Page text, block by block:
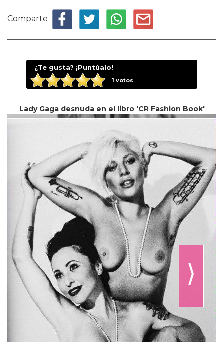
Comparte
¿Te gusta? ¡Puntúalo!
1 votos
Lady Gaga desnuda en el libro 'CR Fashion Book'
⟩